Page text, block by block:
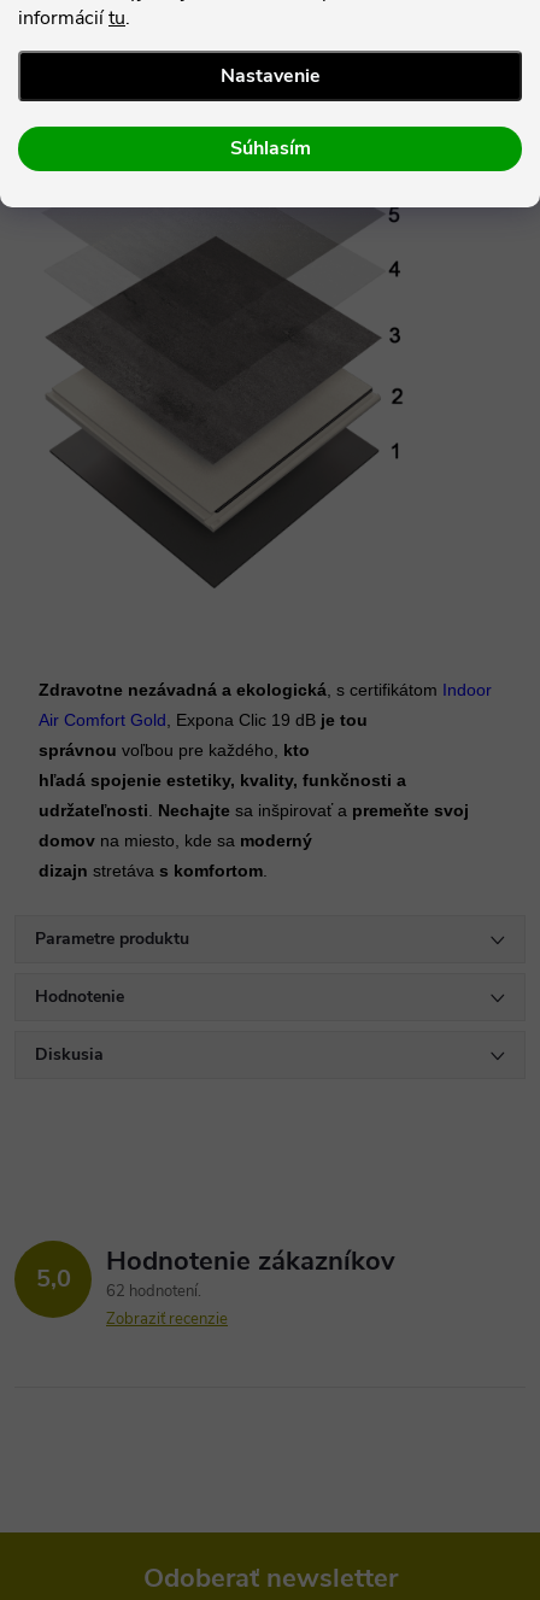
informáciítu.
Nastavenie
Súhlasím
Jednotlivé vrstvy vinylovej podlahy Expona Clic 19 dB
Zdravotne nezávadná a ekologická, s certifikátom Indoor
Air Comfort Gold, Expona Clic 19 dB je tou
správnou voľbou pre každého, kto
hľadá spojenie estetiky, kvality, funkčnosti a
udržateľnosti. Nechajte sa inšpirovať a premeňte svoj
domov na miesto, kde sa moderný
dizajn stretáva s komfortom.
Parametre produktu
Hodnotenie
Diskusia
5,0 Hodnotenie zákazníkov
62 hodnotení
Zobraziť recenzie
Odoberať newsletter